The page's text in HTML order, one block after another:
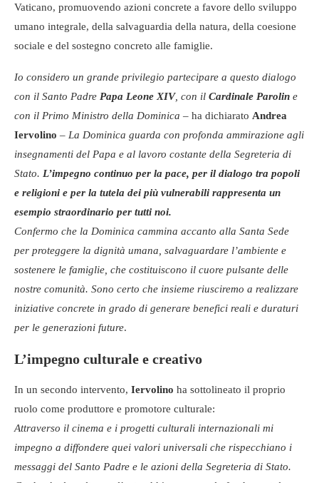
Vaticano, promuovendo azioni concrete a favore dello sviluppo
umano integrale, della salvaguardia della natura, della coesione
sociale e del sostegno concreto alle famiglie.
Io considero un grande privilegio partecipare a questo dialogo
con il Santo Padre Papa Leone XIV, con il Cardinale Parolin e
con il Primo Ministro della Dominica – ha dichiarato Andrea
Iervolino – La Dominica guarda con profonda ammirazione agli
insegnamenti del Papa e al lavoro costante della Segreteria di
Stato. L’impegno continuo per la pace, per il dialogo tra popoli
e religioni e per la tutela dei più vulnerabili rappresenta un
esempio straordinario per tutti noi.
Confermo che la Dominica cammina accanto alla Santa Sede
per proteggere la dignità umana, salvaguardare l’ambiente e
sostenere le famiglie, che costituiscono il cuore pulsante delle
nostre comunità. Sono certo che insieme riusciremo a realizzare
iniziative concrete in grado di generare benefici reali e duraturi
per le generazioni future.
L’impegno culturale e creativo
In un secondo intervento, Iervolino ha sottolineato il proprio
ruolo come produttore e promotore culturale:
Attraverso il cinema e i progetti culturali internazionali mi
impegno a diffondere quei valori universali che rispecchiano i
messaggi del Santo Padre e le azioni della Segreteria di Stato.